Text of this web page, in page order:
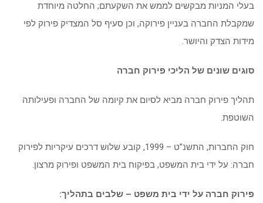
בעלי המניות מבקשים לממש את השקעתם; החלטה מיוחדת
שמקבלת החברה בעניין פירוקה, וכן סעיף סל המצדיק פירוק לפי
מידות הצדק והיושר.
סוגים שונים של הליכי פירוק חברה
תהליך פירוק חברה מביא לסיום את קיומה של החברה ופעילותה
השוטפת.
חוק החברות, התשנ”ט – 1999, קובע שלוש דרכים עיקריות לפירוק
חברה: על ידי בית המשפט, בפיקוח בית המשפט ופירוק מרצון.
פירוק חברה על ידי בית משפט – שלבים בתהליך: